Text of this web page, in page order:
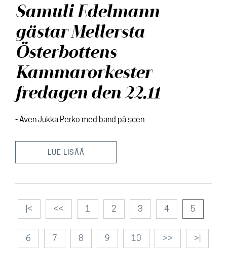
Samuli Edelmann
gästar Mellersta
Österbottens
Kammarorkester
fredagen den 22.11
- Även Jukka Perko med band på scen
LUE LISÄÄ
|< << 1 2 3 4 5
6 7 8 9 10 >> >|